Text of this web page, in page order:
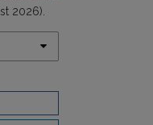
2026).